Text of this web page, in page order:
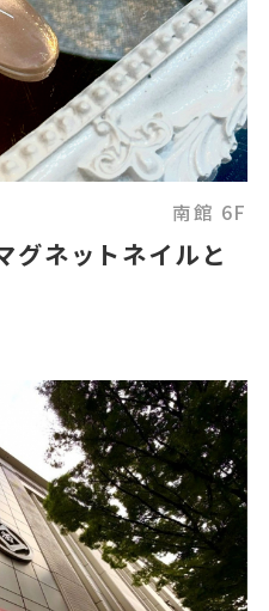
南館 6F
ネットネイルと